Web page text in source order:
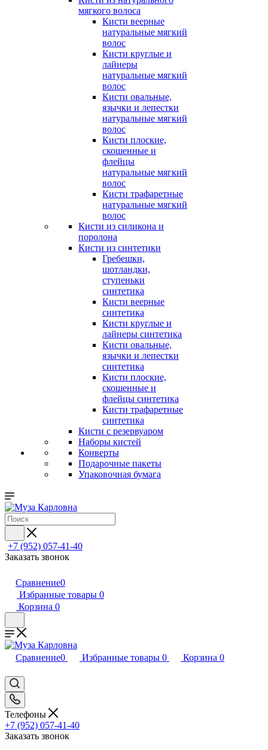
мягкого волоса
Кисти веерные
натуральные мягкий
волос
Кисти круглые и
лайнеры
натуральные мягкий
волос
Кисти овальные,
язычки и лепестки
натуральные мягкий
волос
Кисти плоские,
скошенные и
флейцы
натуральные мягкий
волос
Кисти трафаретные
натуральные мягкий
волос
Кисти из силикона и
поролона
Кисти из синтетики
Гребешки,
шотландки,
ступеньки
синтетика
Кисти веерные
синтетика
Кисти круглые и
лайнеры синтетика
Кисти овальные,
язычки и лепестки
синтетика
Кисти плоские,
скошенные и
флейцы синтетика
Кисти трафаретные
синтетика
Кисти с резервуаром
Наборы кистей
Конверты
Подарочные пакеты
Упаковочная бумага
+7 (952) 057-41-40
Заказать звонок
Сравнение0
Избранные товары 0
Корзина 0
Сравнение0 Избранные товары 0 Корзина 0
Телефоны
+7 (952) 057-41-40
Заказать звонок